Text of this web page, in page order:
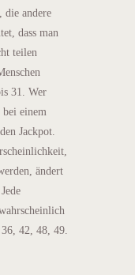
die andere
dass man
teilen
31. Wer
einem
Jackpot.
ändert
42, 48, 49.